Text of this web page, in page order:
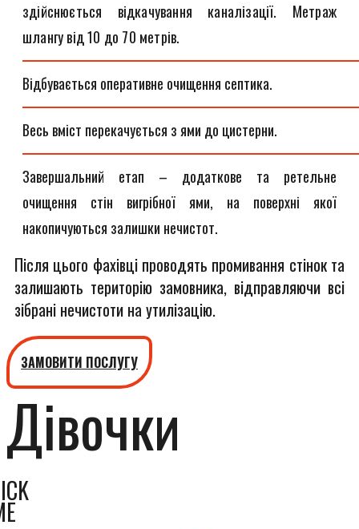
здійснюється відкачування каналізації. Метраж
шлангу від 10 до 70 метрів.
Відбувається оперативне очищення септика.
Весь вміст перекачується з ями до цистерни.
Завершальний етап – додаткове та ретельне
очищення стін вигрібної ями, на поверхні якої
накопичуються залишки нечистот.
Після цього фахівці проводять промивання стінок та
залишають територію замовника, відправляючи всі
зібрані нечистоти на утилізацію.
ЗАМОВИТИ ПОСЛУГУ
Дівочки